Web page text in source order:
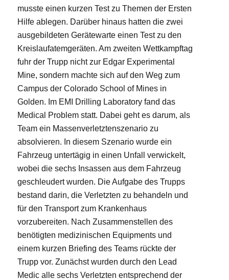
musste einen kurzen Test zu Themen der Ersten
Hilfe ablegen. Darüber hinaus hatten die zwei
ausgebildeten Gerätewarte einen Test zu den
Kreislaufatemgeräten. Am zweiten Wettkampftag
fuhr der Trupp nicht zur Edgar Experimental
Mine, sondern machte sich auf den Weg zum
Campus der Colorado School of Mines in
Golden. Im EMI Drilling Laboratory fand das
Medical Problem statt. Dabei geht es darum, als
Team ein Massenverletztenszenario zu
absolvieren. In diesem Szenario wurde ein
Fahrzeug untertägig in einen Unfall verwickelt,
wobei die sechs Insassen aus dem Fahrzeug
geschleudert wurden. Die Aufgabe des Trupps
bestand darin, die Verletzten zu behandeln und
für den Transport zum Krankenhaus
vorzubereiten. Nach Zusammenstellen des
benötigten medizinischen Equipments und
einem kurzen Briefing des Teams rückte der
Trupp vor. Zunächst wurden durch den Lead
Medic alle sechs Verletzten entsprechend der